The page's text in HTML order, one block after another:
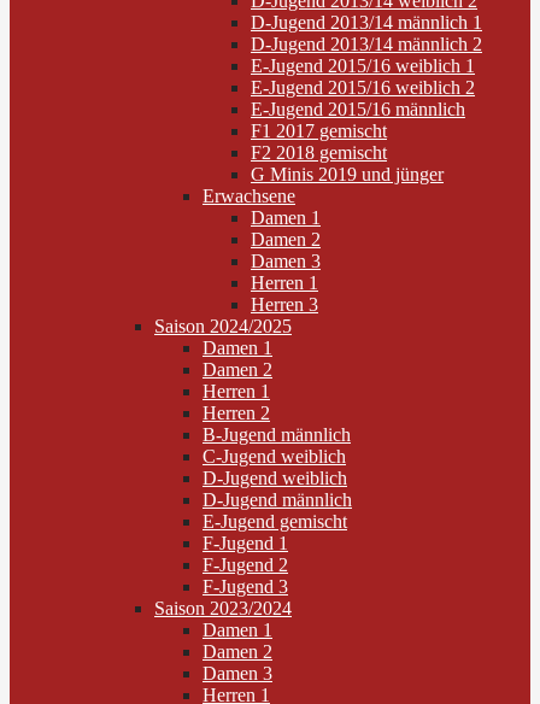
D-Jugend 2013/14 männlich 1
D-Jugend 2013/14 männlich 2
E-Jugend 2015/16 weiblich 1
E-Jugend 2015/16 weiblich 2
E-Jugend 2015/16 männlich
F1 2017 gemischt
F2 2018 gemischt
G Minis 2019 und jünger
Erwachsene
Damen 1
Damen 2
Damen 3
Herren 1
Herren 3
Saison 2024/2025
Damen 1
Damen 2
Herren 1
Herren 2
B-Jugend männlich
C-Jugend weiblich
D-Jugend weiblich
D-Jugend männlich
E-Jugend gemischt
F-Jugend 1
F-Jugend 2
F-Jugend 3
Saison 2023/2024
Damen 1
Damen 2
Damen 3
Herren 1